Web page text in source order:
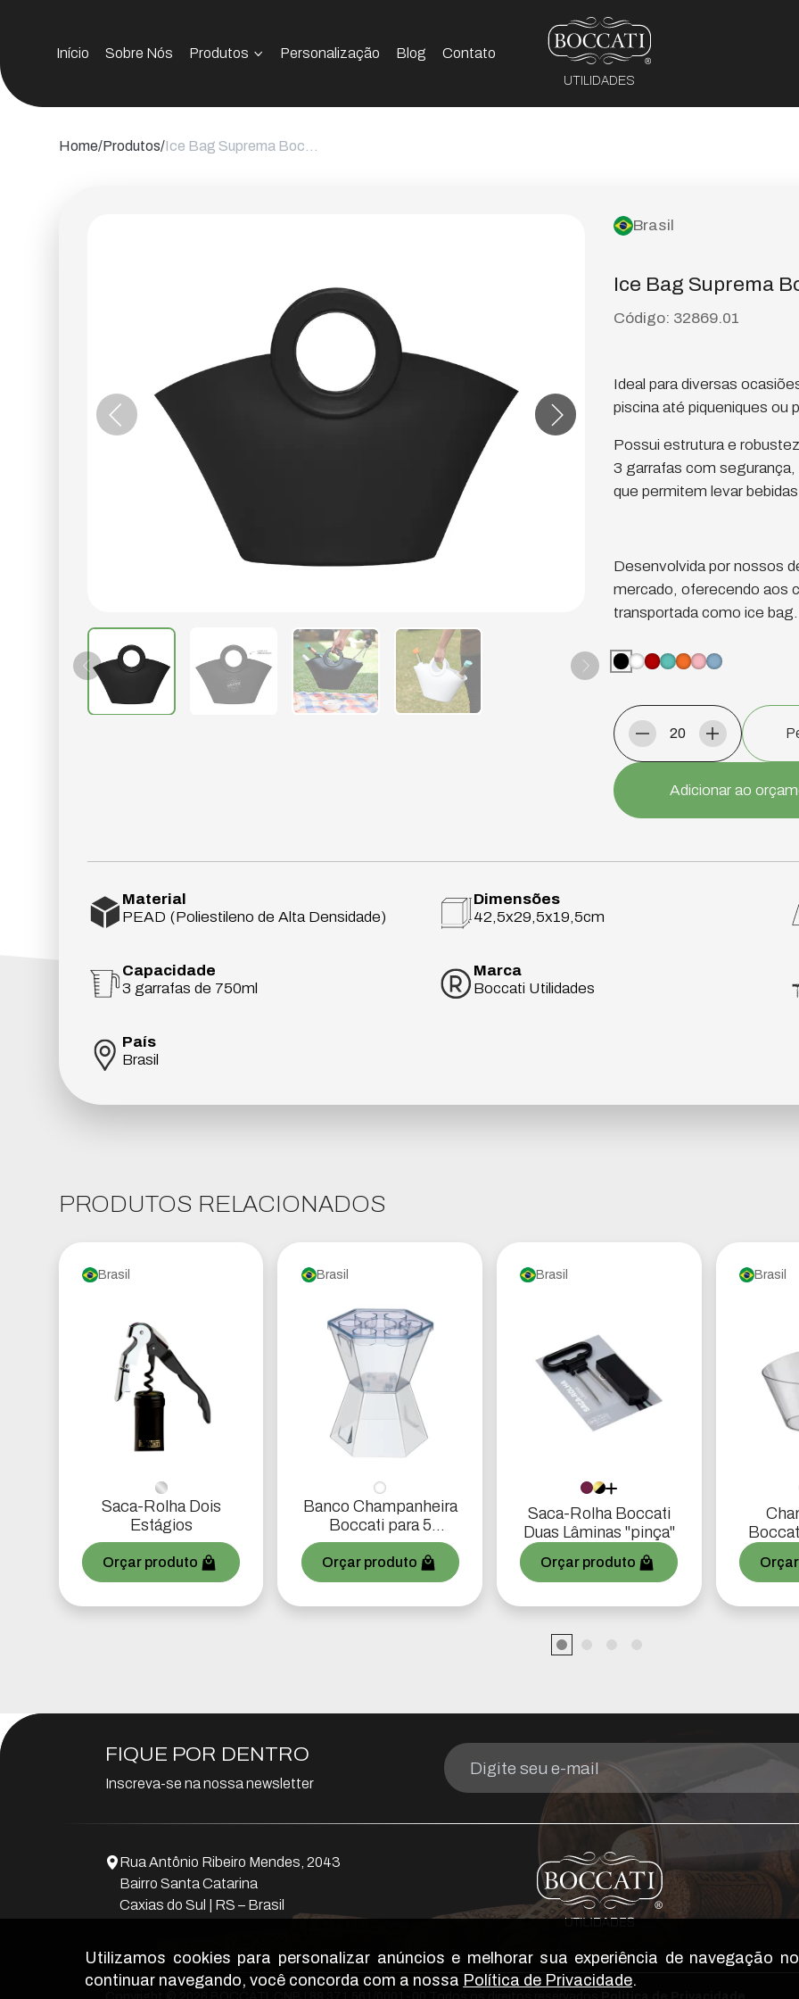
Início Sobre Nós Produtos Personalização Blog Contato
UTILIDADES
Home Produtos
Brasil
Ice Bag Suprema
Código: 32869.01
Ideal para diversas
piscina até piqueniques ou
Possui estrutura e
3 garrafas com segurança,
que permitem levar
Desenvolvida por nossos
mercado, oferecendo aos
transportada como ice bag.
Adicionar ao
Material
PEAD (Poliestileno de Alta Densidade)
Dimensões
42,5x29,5x19,5cm
Capacidade
3 garrafas de 750ml
Marca
Boccati Utilidades
País
Brasil
PRODUTOS RELACIONADOS
Brasil
Saca-Rolha Dois
Estágios
Orçar produto
Brasil
Banco Champanheira
Boccati para 5
garrafas
Orçar produto
Brasil
Saca-Rolha Boccati
Duas Lâminas "pinça"
Orçar produto
Brasil
FIQUE POR DENTRO
Inscreva-se na nossa newsletter
Rua Antônio Ribeiro Mendes, 2043
Bairro Santa Catarina
Caxias do Sul | RS – Brasil
Utilizamos cookies para personalizar anúncios e melhorar sua experiência de navegação
continuar navegando, você concorda com a nossa Política de Privacidade.